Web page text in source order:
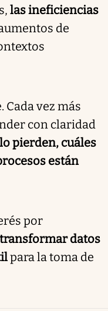
las ineficiencias
de
vez más
con claridad
pierden, cuáles
están
por
transformar datos
para la toma de